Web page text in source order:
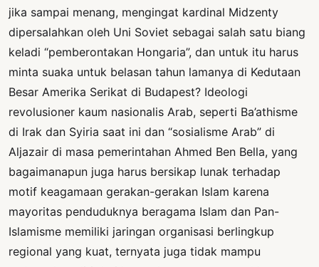
jika sampai menang, mengingat kardinal Midzenty
dipersalahkan oleh Uni Soviet sebagai salah satu biang
keladi “pemberontakan Hongaria”, dan untuk itu harus
minta suaka untuk belasan tahun lamanya di Kedutaan
Besar Amerika Serikat di Budapest? Ideologi
revolusioner kaum nasionalis Arab, seperti Ba’athisme
di Irak dan Syiria saat ini dan “sosialisme Arab” di
Aljazair di masa pemerintahan Ahmed Ben Bella, yang
bagaimanapun juga harus bersikap lunak terhadap
motif keagamaan gerakan-gerakan Islam karena
mayoritas penduduknya beragama Islam dan Pan-
Islamisme memiliki jaringan organisasi berlingkup
regional yang kuat, ternyata juga tidak mampu